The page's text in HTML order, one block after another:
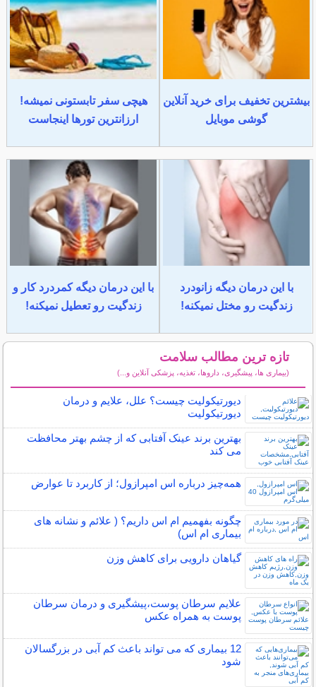
بیشترین تخفیف برای خرید آنلاین
گوشی موبایل
هیچی سفر تابستونی نمیشه!
ارزانترین تورها اینجاست
با این درمان دیگه زانودرد
زندگیت رو مختل نمیکنه!
با این درمان دیگه کمردرد کار و
زندگیت رو تعطیل نمیکنه!
تازه ترین مطالب سلامت
(بیماری ها، پیشگیری، داروها، تغذیه، پزشکی آنلاین و...)
دیورتیکولیت چیست؟ علل، علایم و درمان
دیورتیکولیت
بهترین برند عینک آفتابی که از چشم بهتر محافظت
می کند
همه‌چیز درباره اس امپرازول؛ از کاربرد تا عوارض
چگونه بفهمیم ام اس داریم؟ ( علائم و نشانه های
بیماری ام اس)
گیاهان دارویی برای کاهش وزن
علایم سرطان پوست،پیشگیری و درمان سرطان
پوست به همراه عکس
12 بیماری که می تواند باعث کم آبی در بزرگسالان
شود